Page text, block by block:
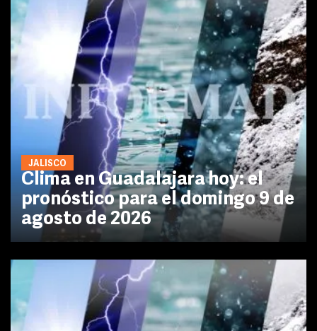
JALISCO
Clima en Guadalajara hoy: el
pronóstico para el domingo 9 de
agosto de 2026